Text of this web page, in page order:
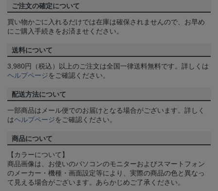
ご注文の確定について
買い物かごに入れるだけでは在庫は確保されませんので、お早め
にご購入手続きをお済ませください。
送料について
3,980円（税込）以上のご注文は全国一律送料無料です。詳しくは
ヘルプページをご確認ください。
配送方法について
一部商品はメール便でのお届けとなる場合がございます。詳しく
はヘルプページをご確認ください。
商品について
【カラーについて】
商品画像は、お使いのパソコンのモニターおよびスマートフォン
のメーカー・機種・画面設定等により、実際の商品の色と異なっ
て見える場合がございます。あらかじめご了承ください。